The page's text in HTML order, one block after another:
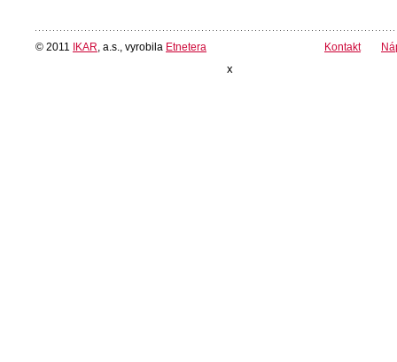
© 2011 IKAR , a.s., vyrobila Etnetera Kontakt
x